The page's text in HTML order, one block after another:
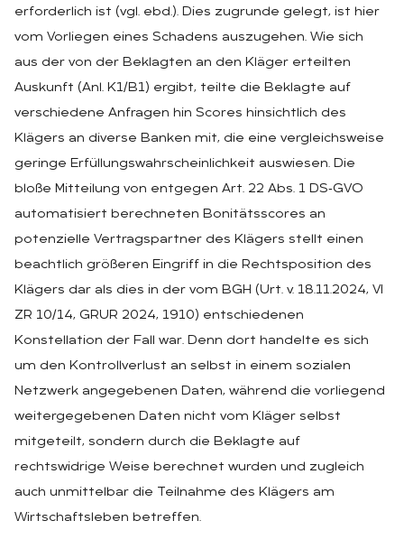
erforderlich ist (vgl. ebd.). Dies zugrunde gelegt, ist hier
vom Vorliegen eines Schadens auszugehen. Wie sich
aus der von der Beklagten an den Kläger erteilten
Auskunft (Anl. K1/B1) ergibt, teilte die Beklagte auf
verschiedene Anfragen hin Scores hinsichtlich des
Klägers an diverse Banken mit, die eine vergleichsweise
geringe Erfüllungswahrscheinlichkeit auswiesen. Die
bloße Mitteilung von entgegen Art. 22 Abs. 1 DS‑GVO
automatisiert berechneten Bonitätsscores an
potenzielle Vertragspartner des Klägers stellt einen
beachtlich größeren Eingriff in die Rechtsposition des
Klägers dar als dies in der vom BGH (Urt. v. 18.11.2024, VI
ZR 10/14, GRUR 2024, 1910) entschiedenen
Konstellation der Fall war. Denn dort handelte es sich
um den Kontrollverlust an selbst in einem sozialen
Netzwerk angegebenen Daten, während die vorliegend
weitergegebenen Daten nicht vom Kläger selbst
mitgeteilt, sondern durch die Beklagte auf
rechtswidrige Weise berechnet wurden und zugleich
auch unmittelbar die Teilnahme des Klägers am
Wirtschaftsleben betreffen.